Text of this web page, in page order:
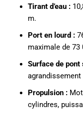
Tirant d’eau :
m.
Port en lourd :
maximale de 73
Surface de
Propulsion :
cylindres,